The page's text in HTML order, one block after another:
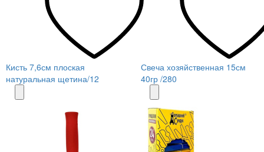
Кисть 7,6см плоская
натуральная щетина/12
Свеча хозяйственная 15см
40гр /280